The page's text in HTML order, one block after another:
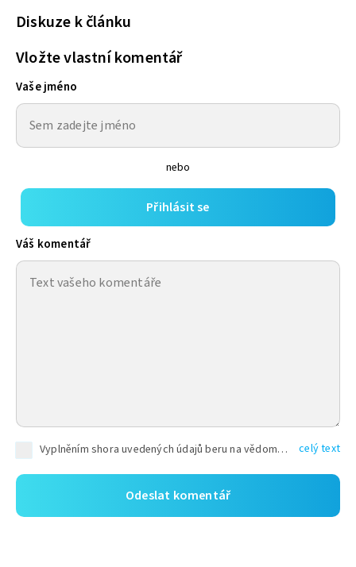
Diskuze k článku
Vložte vlastní komentář
Vaše jméno
nebo
Přihlásit se
Váš komentář
Vyplněním shora uvedených údajů beru na vědomí, že společnost TEXT FACTORY s.r.o., sídlem Brno, Durďákova 336/29, Černá Pole, PSČ: 613 00, IČ: 06157831, zapsané u Krajského soudu v Brně, oddíl C, vložka 100399, bude zpracovávat mé osobní údaje uvedené v rámci mnou vyplněného registračního formuláře na základě oprávněných zájmů TEXT FACTORY s.r.o. dle čl. 6 odst. 1 písm. f) GDPR a pro splnění právních povinností (čl. 6 odst. 1 písm. c) GDPR), a to pro tyto účely: nezbytnost zajistit oprávnění návštěvníka webových stránek provozovaných společností TEXT FACTORY s.r.o. přispívat aktivně ke zveřejněným článkům nebo v rámci diskusních fór a výkon práv TEXT FACTORY s.r.o. jako administrátora těchto diskusních fór. Více informací o zpracování osobních údajů a právech lze nalézt v celý text